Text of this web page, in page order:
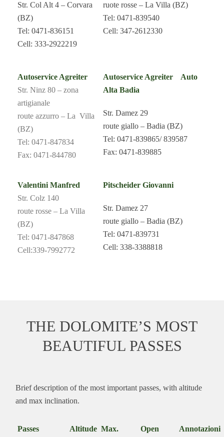
Str. Col Alt 4 – Corvara
(BZ)
Tel: 0471-836151
Cell: 333-2922219
ruote rosse – La Villa (BZ)
Tel: 0471-839540
Cell: 347-2612330
Autoservice Agreiter
Str. Ninz 80 – zona
artigianale
route azzurro – La Villa
(BZ)
Tel: 0471-847834
Fax: 0471-844780
Autoservice Agreiter Auto
Alta Badia
Str. Damez 29
route giallo – Badia (BZ)
Tel: 0471-839865/ 839587
Fax: 0471-839885
Valentini Manfred
Str. Colz 140
route rosse – La Villa
(BZ)
Tel: 0471-847868
Cell:339-7992772
Pitscheider Giovanni
Str. Damez 27
route giallo – Badia (BZ)
Tel: 0471-839731
Cell: 338-3388818
THE DOLOMITE’S MOST
BEAUTIFUL PASSES
Brief description of the most important passes, with altitude
and max inclination.
Passes Altitude Max.
Open Annotazioni